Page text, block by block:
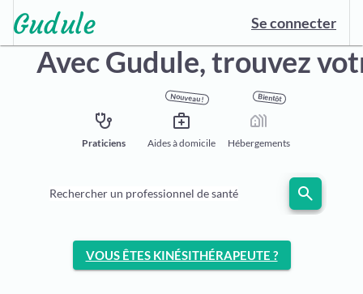
Se connecter
Avec Gudule,trouvez
stethoscope
Praticiens
Nouveau !
medical_services
Aides à domicile
Bientôt
holiday_village
Hébergements
Rechercher un professionnel de santé search
VOUS ÊTES KINÉSITHÉRAPEUTE ?